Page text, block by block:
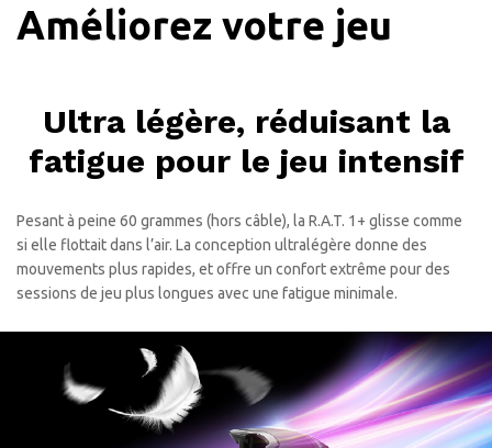
Améliorez votre jeu
Ultra légère, réduisant la
fatigue pour le jeu intensif
Pesant à peine 60 grammes (hors câble), la R.A.T. 1+ glisse comme
si elle flottait dans l’air. La conception ultralégère donne des
mouvements plus rapides, et offre un confort extrême pour des
sessions de jeu plus longues avec une fatigue minimale.